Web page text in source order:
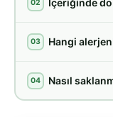
02
03 Hangi
04 Nasıl